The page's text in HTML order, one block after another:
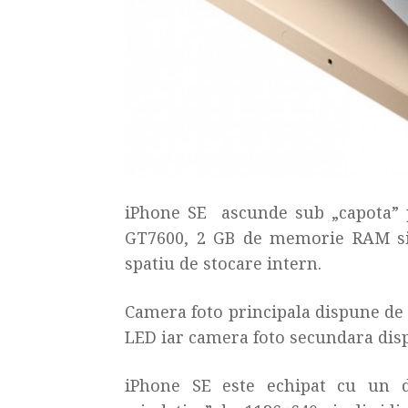
iPhone SE ascunde sub
GT7600, 2 GB de memorie
spatiu de stocare intern.
Camera foto principala dispune
LED iar camera foto secundara
iPhone SE este echipat cu un